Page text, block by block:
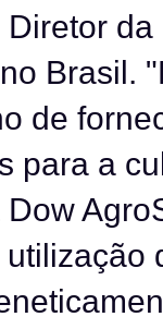
Brasil.
de
para a